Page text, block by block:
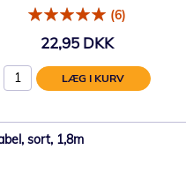
(6)
22,95 DKK
LÆG I KURV
sort, 1,8m